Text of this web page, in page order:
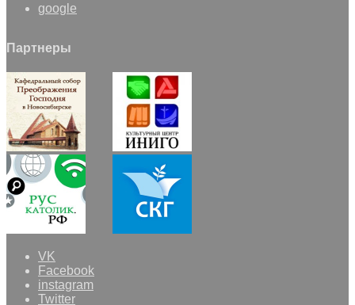
google
Партнеры
VK
Facebook
instagram
Twitter